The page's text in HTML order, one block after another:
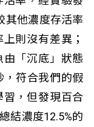
其他濃度存活率
則沒有差異；
「沉底」狀態
，符合我們的假
，但發現百合
結濃度12.5%的